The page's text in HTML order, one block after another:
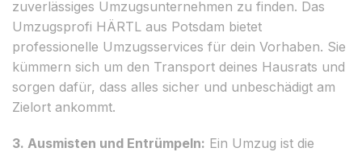
zuverlässiges Umzugsunternehmen zu finden. Das
Umzugsprofi HÄRTL aus Potsdam bietet
professionelle Umzugsservices für dein Vorhaben. Sie
kümmern sich um den Transport deines Hausrats und
sorgen dafür, dass alles sicher und unbeschädigt am
Zielort ankommt.
3. Ausmisten und Entrümpeln: Ein Umzug ist die